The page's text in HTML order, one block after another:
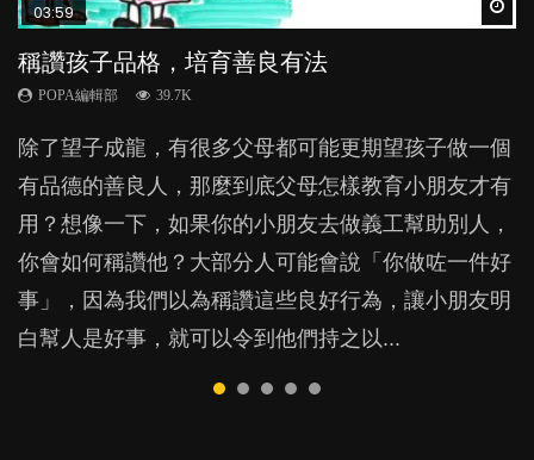
03:59
稱讚孩子品格，培育善良有法
POPA編輯部 39.7K
除了望子成龍，有很多父母都可能更期望孩子做一個
有品德的善良人，那麼到底父母怎樣教育小朋友才有
用？想像一下，如果你的小朋友去做義工幫助別人，
你會如何稱讚他？大部分人可能會說「你做咗一件好
事」，因為我們以為稱讚這些良好行為，讓小朋友明
白幫人是好事，就可以令到他們持之以...
03:41
BB口腔期乜都放入口，父母該制止還是放手？
POPA編輯部 25.5K
BB最喜歡隨手拿起什麼都放入口中，有人說一旦養
成吮手指的習慣，大個就很難戒，但原來一刀切阻止
他們放東西入口，隨時會影響孩子的身心發展？...
04:08
【動畫】怕醜仔，好蝕底？（上集）
POPA編輯部 31.2K
家有害羞孩子的你，有沒有遇過以下情況？帶孩子逛
街時，巧遇朋友，想孩子跟人家打招呼，他卻只顧緊
緊抱住你雙腳，怎樣也不肯開聲叫人。又或者，帶孩
子上Playgroup，眼見其他小朋友手舞足蹈，十分投
入，你的孩子卻呆呆的站著不動！你開始擔心，孩子
是否有社交障礙？反應總比人...
05:02
【動畫】怕醜仔，好蝕底？（下集）
POPA編輯部 24K
上集提到，內向者雖然優點多多，但不愛表達、喜歡
獨處的性格卻令他們經常為人詬病，為甚麼呢？這大
概跟社會風氣有關。...
04:13
攻擊遊戲誘發暴力？玩具槍刀劍都要禁止？
POPA編輯部 20.5K
許多父母都怕孩子玩刀槍的遊戲很暴力，但小朋友，
尤其是男生，對這類遊戲的熱情卻怎也擋不住。難道
小朋友真的天性暴力？...